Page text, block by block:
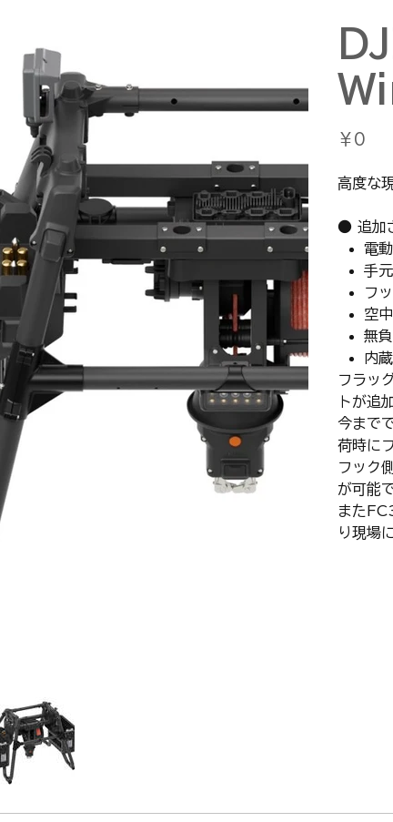
格
￥0
高度な
● 追加
電
手
フ
空
無
内
フラッ
トが追
今まで
荷時に
フック
が可能
また
り現場